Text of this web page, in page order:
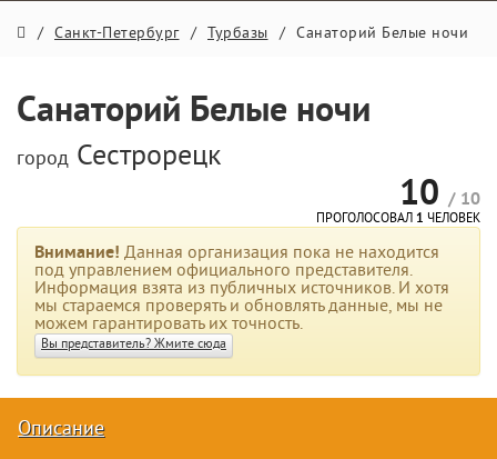
/ Санкт-Петербург / Турбазы / Санаторий Белые ночи
Санаторий Белые ночи
город Сестрорецк
10 / 10
ПРОГОЛОСОВАЛ 1 ЧЕЛОВЕК
Внимание! Данная организация пока не находится
под управлением официального представителя.
Информация взята из публичных источников. И хотя
мы стараемся проверять и обновлять данные, мы не
можем гарантировать их точность.
Вы представитель? Жмите сюда
Описание